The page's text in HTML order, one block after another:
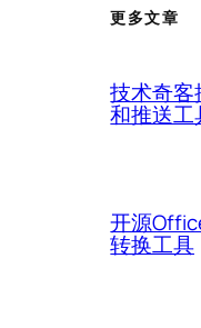
更多文章
技术奇客
和推送工
开源
转换工具